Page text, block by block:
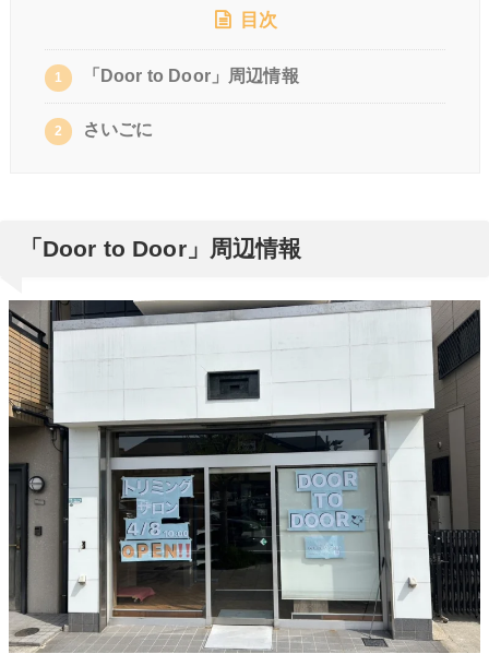
目次
1 「Door to Door」周辺情報
2 さいごに
「Door to Door」周辺情報